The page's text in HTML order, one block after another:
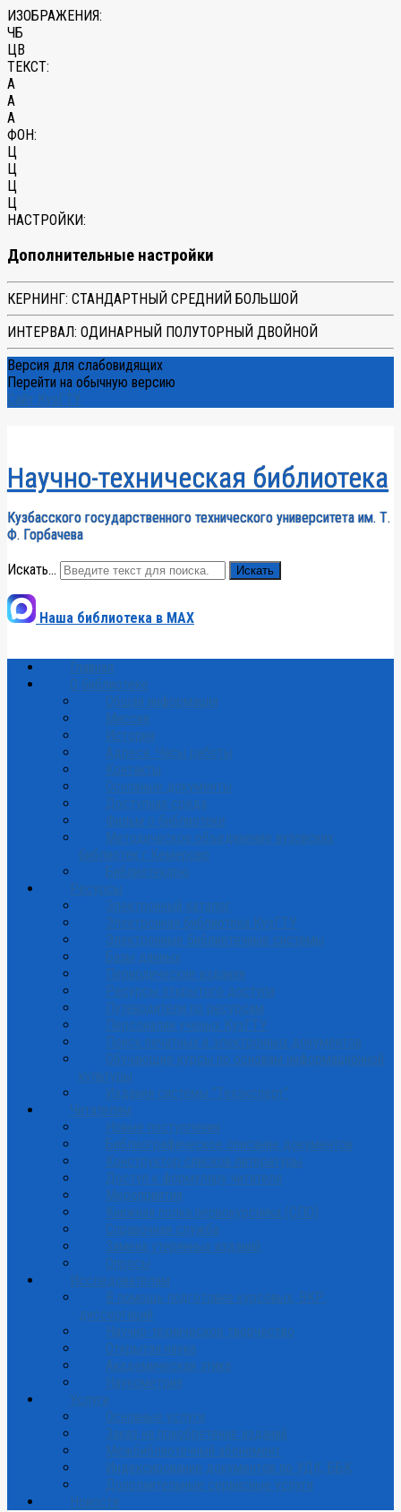
ИЗОБРАЖЕНИЯ:
ЧБ
ЦВ
ТЕКСТ:
A
A
A
ФОН:
Ц
Ц
Ц
Ц
НАСТРОЙКИ:
Дополнительные настройки
КЕРНИНГ: СТАНДАРТНЫЙ СРЕДНИЙ БОЛЬШОЙ
ИНТЕРВАЛ: ОДИНАРНЫЙ ПОЛУТОРНЫЙ ДВОЙНОЙ
Версия для слабовидящих
Перейти на обычную версию
Сайт КузГТУ
Научно-техническая библиотека
Кузбасского государственного технического университета им. Т.
Ф. Горбачева
Искать... Искать
Наша библиотека в MAX
Главная
О библиотеке
Общая информация
Миссия
История
Адреса. Часы работы
Контакты
Основные документы
Доступная среда
Фильм о библиотеке
Методическое объединение вузовских
библиотек г.Кемерово
Библиотекарю
Ресурсы
Электронный каталог
Электронная библиотека КузГТУ
Электронные библиотечные системы
Базы данных
Периодические издания
Ресурсы открытого доступа
Путеводители по ресурсам
Персоналии ученых КузГТУ
Поиск печатных и электронных документов
Обучающие курсы по основам информационной
культуры
Издания системы "Техэксперт"
Читателям
Новые поступления
Библиографическое описание документов
Конструктор списков литературы
Доступ к формуляру читателя
Мероприятия
Книжная полка первокурсника (СПО)
Справочная служба
Замена утерянных изданий
Опросы
Исследователям
В помощь подготовке курсовых, ВКР,
диссертаций
Научно-техническое творчество
Открытая наука
Академическая этика
Наукометрия
Услуги
Основные услуги
Заказ на приобретение изданий
Межбиблиотечный абонемент
Индексирование документов по УДК, ББК
Дополнительные сервисные услуги
Новости